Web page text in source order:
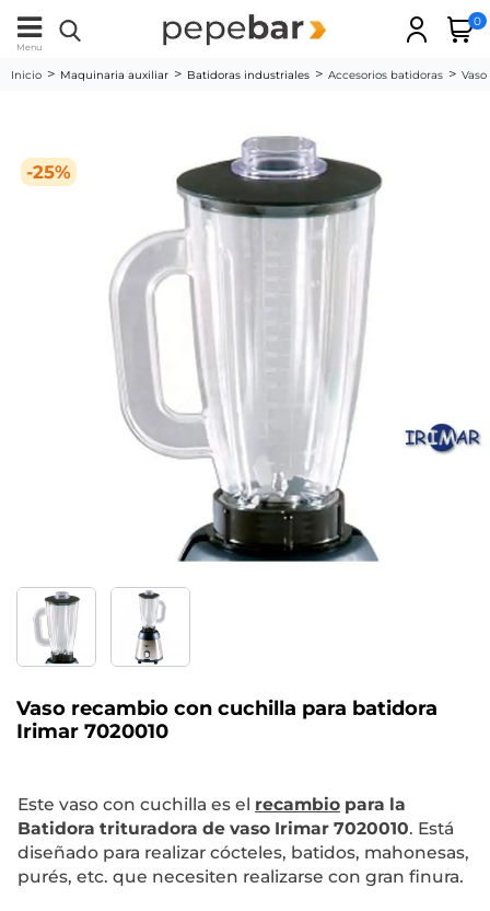
Menu
0
Inicio Maquinaria auxiliar Batidoras industriales Accesorios batidoras
-25%
Vaso recambio con cuchilla para batidora
Irimar 7020010
Este vaso con cuchilla es el recambio para la
Batidora trituradora de vaso Irimar 7020010. Está
diseñado para realizar cócteles, batidos, mahonesas,
purés, etc. que necesiten realizarse con gran finura.